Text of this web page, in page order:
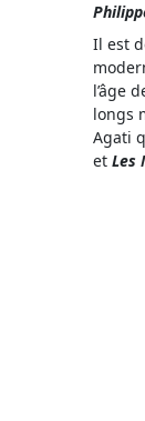
Il est
l’âge
longs
Agati
et Les